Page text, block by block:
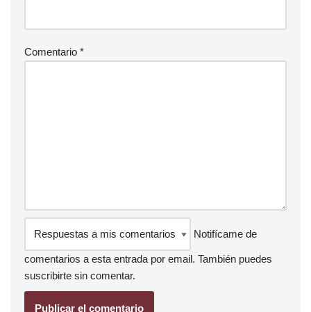
Comentario *
Notifícame de
comentarios a esta entrada por email. También puedes
suscribirte sin comentar.